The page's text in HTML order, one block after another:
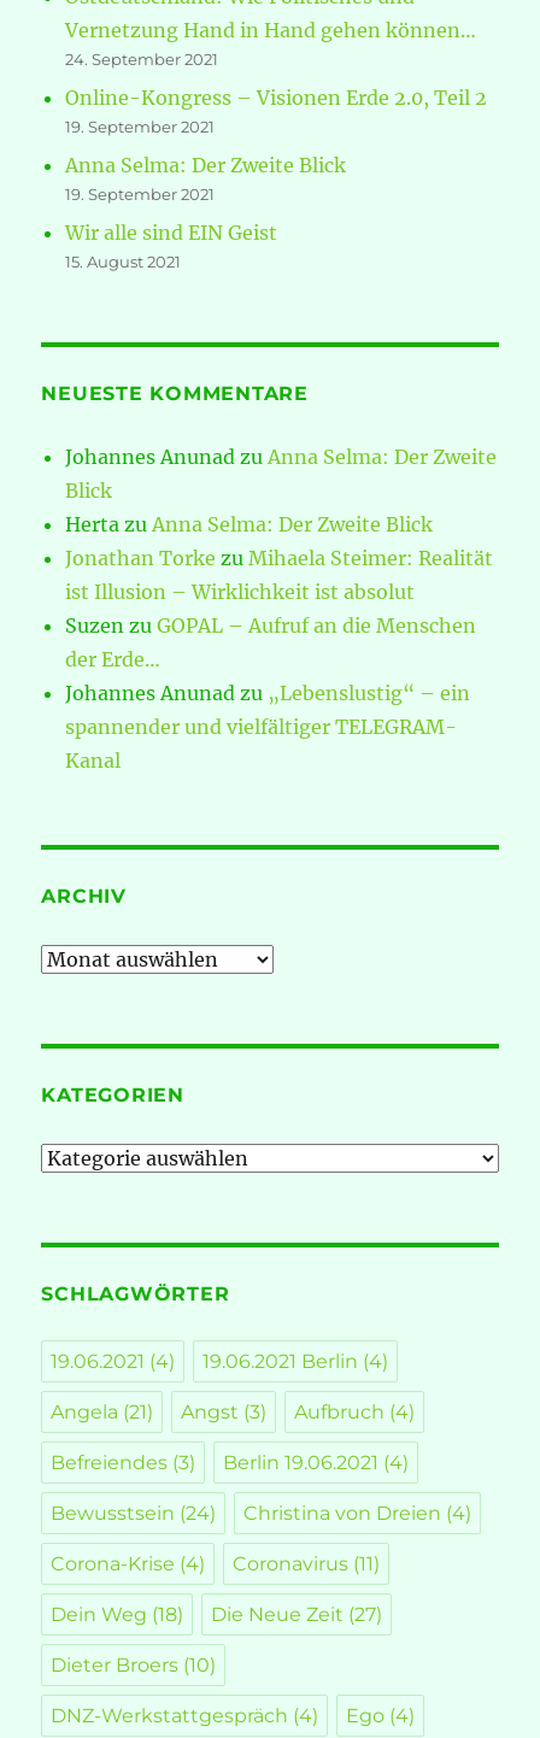
Vernetzung Hand in Hand gehen können…
24. September 2021
Online-Kongress – Visionen Erde 2.0, Teil 2
19. September 2021
Anna Selma: Der Zweite Blick
19. September 2021
Wir alle sind EIN Geist
15. August 2021
NEUESTE KOMMENTARE
Johannes Anunad zuAnna Selma: Der Zweite
Blick
Herta zuAnna Selma: Der Zweite Blick
Jonathan Torke zuMihaela Steimer: Realität
ist Illusion – Wirklichkeit ist absolut
Suzen zuGOPAL – Aufruf an die Menschen
der Erde…
Johannes Anunad zu „Lebenslustig“ – ein
spannender und vielfältiger TELEGRAM-
Kanal
ARCHIV
Archiv
KATEGORIEN
Kategorien
SCHLAGWÖRTER
19.06.2021 (4) 19.06.2021 Berlin (4)
Angela (21) Angst (3) Aufbruch (4)
Befreiendes (3) Berlin 19.06.2021 (4)
Bewusstsein (24) Christina von Dreien (4)
Corona-Krise (4) Coronavirus (11)
Dein Weg (18) Die Neue Zeit (27)
Dieter Broers (10)
DNZ-Werkstattgespräch (4) Ego (4)